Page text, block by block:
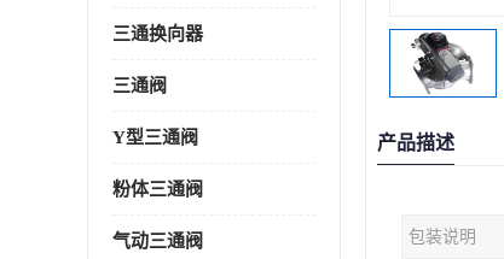
三通换向器
三通阀
Y型三通阀
粉体三通阀
气动三通阀
产品描述
包装说明